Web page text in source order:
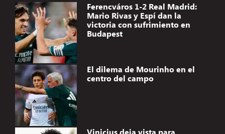
Ferencváros 1-2 Real Madrid:
Mario Rivas y Espí dan la
victoria con sufrimiento en
Budapest
El dilema de Mourinho en el
centro del campo
Vinicius deja vista para